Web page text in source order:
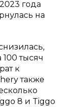
года
на
тысяч
к
также
8 и Tiggo